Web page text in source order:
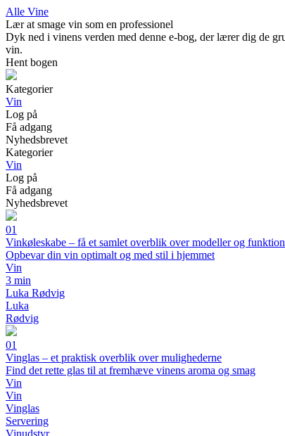
Alle Vine
Lær at smage vin som en professionel
Dyk ned i vinens verden med denne e-bog, der lærer dig de
vin.
Hent bogen
Kategorier
Vin
Log på
Få adgang
Nyhedsbrevet
Kategorier
Vin
Log på
Få adgang
Nyhedsbrevet
01
Vinkøleskabe – få et samlet overblik over modeller og
Opbevar din vin optimalt og med stil i hjemmet
Vin
3 min
Luka Rødvig
Luka
Rødvig
01
Vinglas – et praktisk overblik over mulighederne
Find det rette glas til at fremhæve vinens aroma og smag
Vin
Vin
Vinglas
Servering
Vinudstyr